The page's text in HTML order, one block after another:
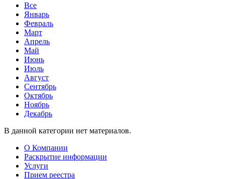
Все
Январь
Февраль
Март
Апрель
Май
Июнь
Июль
Август
Сентябрь
Октябрь
Ноябрь
Декабрь
В данной категории нет материалов.
О Компании
Раскрытие информации
Услуги
Прием реестра